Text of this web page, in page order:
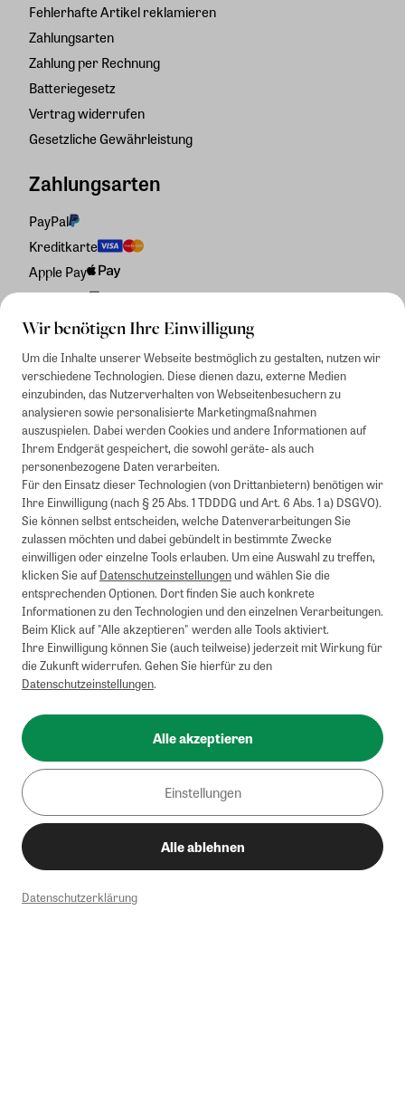
Wir benötigen Ihre Einwilligung
Um die Inhalte unserer Webseite bestmöglich zu gestalten, nutzen wir
verschiedene Technologien. Diese dienen dazu, externe Medien
einzubinden, das Nutzerverhalten von Webseitenbesuchern zu
analysieren sowie personalisierte Marketingmaßnahmen
auszuspielen. Dabei werden Cookies und andere Informationen auf
Ihrem Endgerät gespeichert, die sowohl geräte- als auch
personenbezogene Daten verarbeiten.
Für den Einsatz dieser Technologien (von Drittanbietern) benötigen wir
Ihre Einwilligung (nach § 25 Abs. 1 TDDDG und Art. 6 Abs. 1 a) DSGVO).
Sie können selbst entscheiden, welche Datenverarbeitungen Sie
zulassen möchten und dabei gebündelt in bestimmte Zwecke
einwilligen oder einzelne Tools erlauben. Um eine Auswahl zu treffen,
klicken Sie aufDatenschutzeinstellungenund wählen Sie die
entsprechenden Optionen. Dort finden Sie auch konkrete
Informationen zu den Technologien und den einzelnen Verarbeitungen.
Beim Klick auf "Alle akzeptieren" werden alle Tools aktiviert.
Ihre Einwilligung können Sie (auch teilweise) jederzeit mit Wirkung für
die Zukunft widerrufen. Gehen Sie hierfür zu den
Datenschutzeinstellungen.
Alle akzeptieren
Einstellungen
Alle ablehnen
Datenschutzerklärung
Fehlerhafte Artikel reklamieren
Zahlungsarten
Zahlung per Rechnung
Batteriegesetz
Vertrag widerrufen
Gesetzliche Gewährleistung
Zahlungsarten
PayPal
Kreditkarte
Apple Pay
Rechnung